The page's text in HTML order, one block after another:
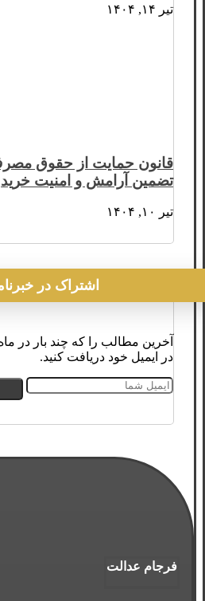
تیر ۱۴, ۱۴۰۴
قانون حمایت از حقوق
تضمین آرامش و امنیت خرید
تیر ۱۰, ۱۴۰۴
اشتراک در
آخرین مطالب را که چند بار در
در ایمیل خود دریافت کنید.
فرجام عدالت